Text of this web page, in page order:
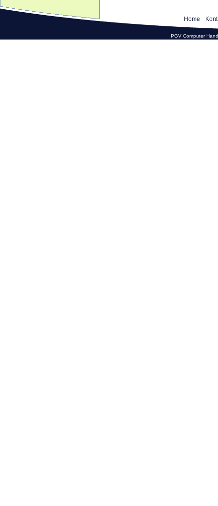
Home
PGV Computer